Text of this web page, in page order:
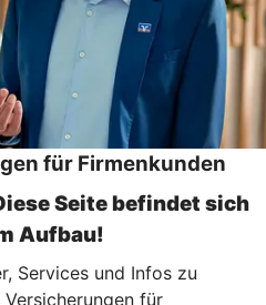
für Firmenkunden
Seite befindet sich
Aufbau!
Services und Infos zu
für